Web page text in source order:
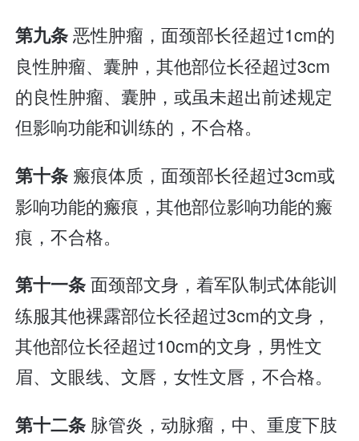
第九条恶性肿瘤，面颈部长径超过1cm的
良性肿瘤、囊肿，其他部位长径超过3cm
的良性肿瘤、囊肿，或虽未超出前述规定
但影响功能和训练的，不合格。
第十条 瘢痕体质，面颈部长径超过3cm或
影响功能的瘢痕，其他部位影响功能的瘢
痕，不合格。
第十一条面颈部文身，着军队制式体能训
练服其他裸露部位长径超过3cm的文身，
其他部位长径超过10cm的文身，男性文
眉、文眼线、文唇，女性文唇，不合格。
第十二条 脉管炎，动脉瘤，中、重度下肢